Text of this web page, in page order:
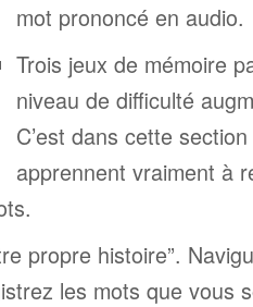
mot prononcé en audio.
Trois jeux de mémoire
niveau de difficulté
C’est dans cette
apprennent vraiment à
propre histoire”.
les mots que vous